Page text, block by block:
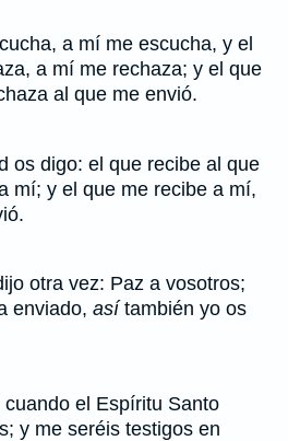
a mí me escucha, y el
a mí me rechaza; y el que
al que me envió.
os digo: el que recibe al que
mí; y el que me recibe a mí,
otra vez: Paz a vosotros;
enviado, asítambién yo os
el Espíritu Santo
y me seréis testigos en